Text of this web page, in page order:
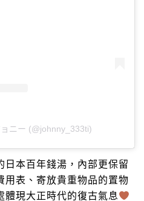
ニー (@johnny_333ti)
日本百年錢湯，內部更保留
用表、寄放貴重物品的置物
體現大正時代的復古氣息